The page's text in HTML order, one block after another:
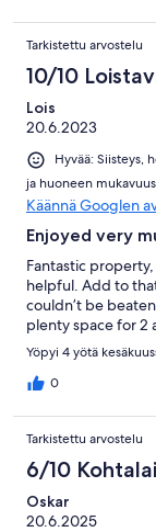
Tarkistettu arvostelu
10/10
Lois
20.6.2023
Hyvää: Siisteys,
ja huoneen mukavuus
Käännä Googlen
Enjoyed very
Fantastic
helpful. Add to
couldn’t be
plenty space for 2
Yöpyi 4 yötä
0
Tarkistettu arvostelu
6/10
Oskar
20.6.2025